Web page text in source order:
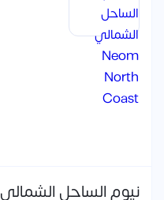
نيوم الساحل الشمالي Neom North Coast